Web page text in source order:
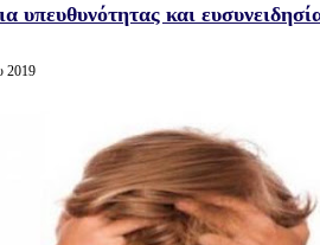
υπευθυνότητας και
2019